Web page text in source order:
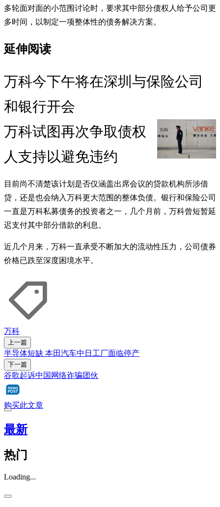
多轮面对面的小范围讨论时，要求其中部分债权人给予公司更
多时间，以制定一项整体性的债务解决方案。
延伸阅读
万科今下午将在深圳与保险公司
和银行开会
万科试图再次争取债权
人支持以避免违约
目前尚不清楚该计划是否仅涵盖出席会议的贷款机构所涉借
贷，还是也会纳入万科更大范围的整体负债。银行和保险公司
一直是万科私募债务的投资者之一，几个月前，万科曾短暂延
迟支付其中部分借款的利息。
近几个月来，万科一直承受不断加大的流动性压力，公司债券
价格已跌至深度困境水平。
万科
上一篇
半导体短缺 本田汽车中日工厂面临停产
下一篇
谷歌起诉中国网络诈骗团伙
购买此文章
最新
热门
Loading...